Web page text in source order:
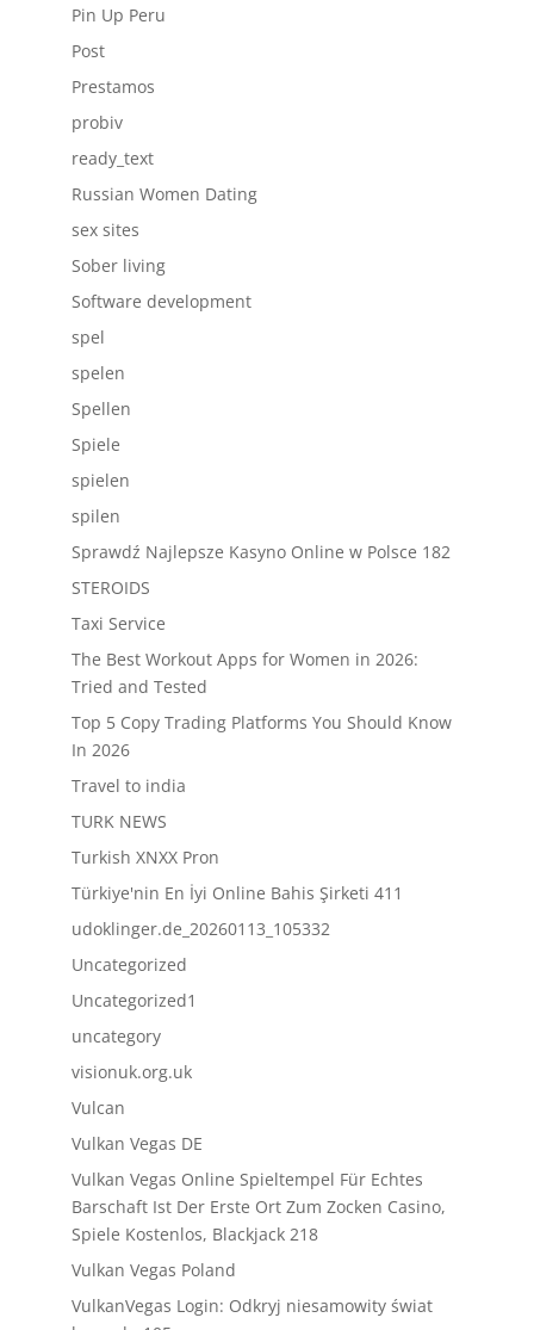
Pin Up Peru
Post
Prestamos
probiv
ready_text
Russian Women Dating
sex sites
Sober living
Software development
spel
spelen
Spellen
Spiele
spielen
spilen
Sprawdź Najlepsze Kasyno Online w Polsce 182
STEROIDS
Taxi Service
The Best Workout Apps for Women in 2026:
Tried and Tested
Top 5 Copy Trading Platforms You Should Know
In 2026
Travel to india
TURK NEWS
Turkish XNXX Pron
Türkiye'nin En İyi Online Bahis Şirketi 411
udoklinger.de_20260113_105332
Uncategorized
Uncategorized1
uncategory
visionuk.org.uk
Vulcan
Vulkan Vegas DE
Vulkan Vegas Online Spieltempel Für Echtes
Barschaft Ist Der Erste Ort Zum Zocken Casino,
Spiele Kostenlos, Blackjack 218
Vulkan Vegas Poland
VulkanVegas Login: Odkryj niesamowity świat